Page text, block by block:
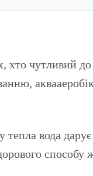
чутливий
вода дарує
способу